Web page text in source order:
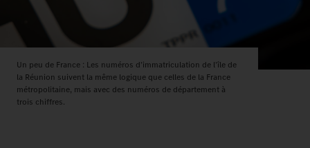
Un peu de France : Les numéros d’immatriculation de l’île de
la Réunion suivent la même logique que celles de la France
métropolitaine, mais avec des numéros de département à
trois chiffres.